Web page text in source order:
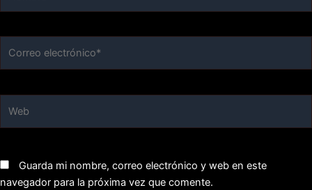
Guarda mi nombre, correo electrónico y web en este
navegador para la próxima vez que comente.